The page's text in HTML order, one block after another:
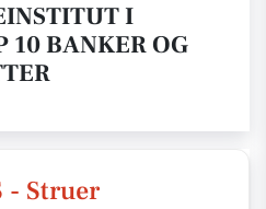
I
10 BANKER OG
- Struer